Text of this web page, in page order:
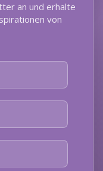
an und erhalte
von